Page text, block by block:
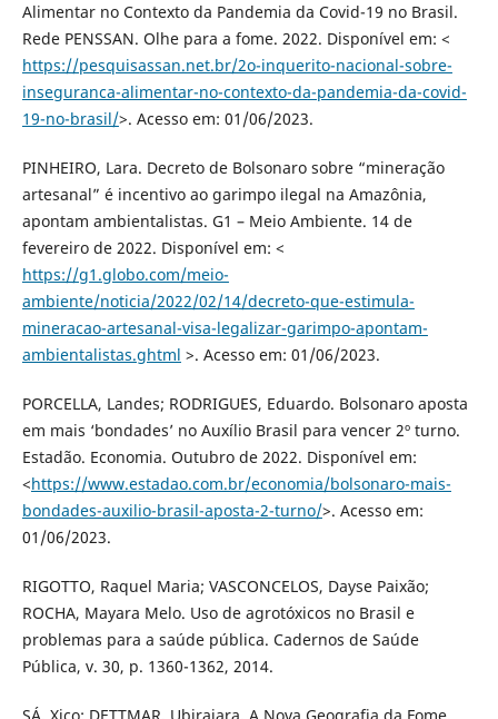
Alimentar no Contexto da Pandemia da Covid-19 no Brasil.
Rede PENSSAN. Olhe para a fome. 2022. Disponível em: <
https://pesquisassan.net.br/2o-inquerito-nacional-sobre-
inseguranca-alimentar-no-contexto-da-pandemia-da-covid-
19-no-brasil/>. Acesso em: 01/06/2023.
PINHEIRO, Lara. Decreto de Bolsonaro sobre “mineração
artesanal” é incentivo ao garimpo ilegal na Amazônia,
apontam ambientalistas. G1 – Meio Ambiente. 14 de
fevereiro de 2022. Disponível em: <
https://g1.globo.com/meio-
ambiente/noticia/2022/02/14/decreto-que-estimula-
mineracao-artesanal-visa-legalizar-garimpo-apontam-
ambientalistas.ghtml >. Acesso em: 01/06/2023.
PORCELLA, Landes; RODRIGUES, Eduardo. Bolsonaro aposta
em mais ‘bondades’ no Auxílio Brasil para vencer 2º turno.
Estadão. Economia. Outubro de 2022. Disponível em:
<https://www.estadao.com.br/economia/bolsonaro-mais-
bondades-auxilio-brasil-aposta-2-turno/>. Acesso em:
01/06/2023.
RIGOTTO, Raquel Maria; VASCONCELOS, Dayse Paixão;
ROCHA, Mayara Melo. Uso de agrotóxicos no Brasil e
problemas para a saúde pública. Cadernos de Saúde
Pública, v. 30, p. 1360-1362, 2014.